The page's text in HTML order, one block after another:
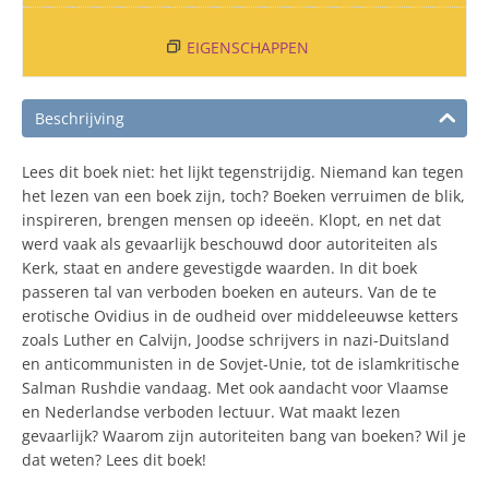
EIGENSCHAPPEN
Beschrijving
Lees dit boek niet: het lijkt tegenstrijdig. Niemand kan tegen
het lezen van een boek zijn, toch? Boeken verruimen de blik,
inspireren, brengen mensen op ideeën. Klopt, en net dat
werd vaak als gevaarlijk beschouwd door autoriteiten als
Kerk, staat en andere gevestigde waarden. In dit boek
passeren tal van verboden boeken en auteurs. Van de te
erotische Ovidius in de oudheid over middeleeuwse ketters
zoals Luther en Calvijn, Joodse schrijvers in nazi-Duitsland
en anticommunisten in de Sovjet-Unie, tot de islamkritische
Salman Rushdie vandaag. Met ook aandacht voor Vlaamse
en Nederlandse verboden lectuur. Wat maakt lezen
gevaarlijk? Waarom zijn autoriteiten bang van boeken? Wil je
dat weten? Lees dit boek!